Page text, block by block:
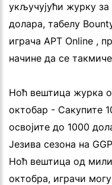
укључујући журку
долара, табелу
играча APT Online ,
начине да се
Ноћ вештица журка
октобар - Сакупите
освојите до 1000
Језива сезона на
Ноћ вештица од
октобра, играчи